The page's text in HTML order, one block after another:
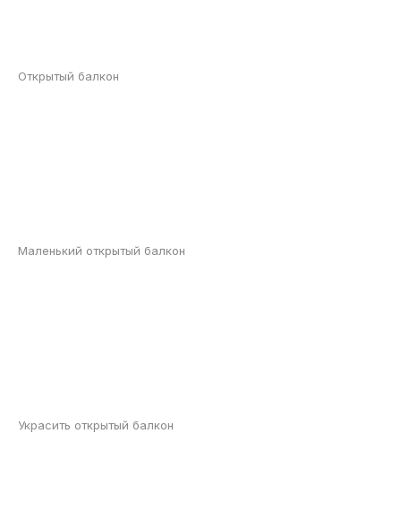
Открытый балкон
Маленький открытый балкон
Украсить открытый балкон